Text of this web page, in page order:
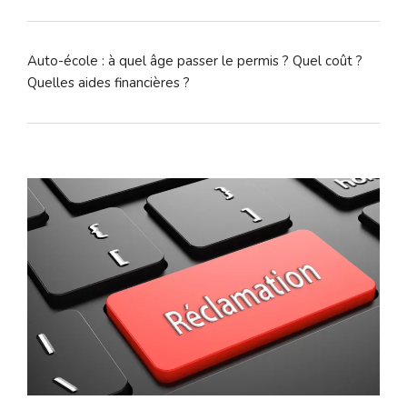
Auto-école : à quel âge passer le permis ? Quel coût ?
Quelles aides financières ?